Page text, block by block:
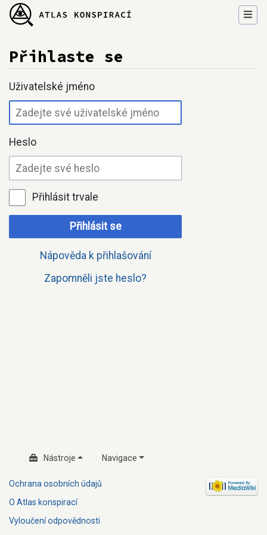
Přihlaste se
Přejít na:navigace,
Uživatelské jméno
Heslo
Přihlásit trvale
Přihlásit se
Nápověda k přihlašování
Zapomněli jste heslo?
Nástroje Navigace
Ochrana osobních údajů
O Atlas konspirací
Vyloučení odpovědnosti